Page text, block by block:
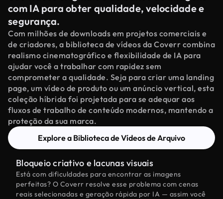
com IA para obter qualidade, velocidade e
segurança.
Com milhões de downloads em projetos comerciais e
de criadores, a biblioteca de vídeos da Coverr combina
realismo cinematográfico e flexibilidade de IA para
ajudar você a trabalhar com rapidez sem
comprometer a qualidade. Seja para criar uma landing
page, um vídeo de produto ou um anúncio vertical, esta
coleção híbrida foi projetada para se adequar aos
fluxos de trabalho de conteúdo modernos, mantendo a
proteção da sua marca.
Explore a Biblioteca de Vídeos de Arquivo
Bloqueio criativo e lacunas visuais
Está com dificuldades para encontrar as imagens
perfeitas? O Coverr resolve esse problema com cenas
reais selecionadas e geração rápida por IA — assim você